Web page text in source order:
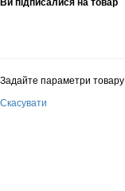
Ви підписалися на товар
Задайте параметри товару
Скасувати